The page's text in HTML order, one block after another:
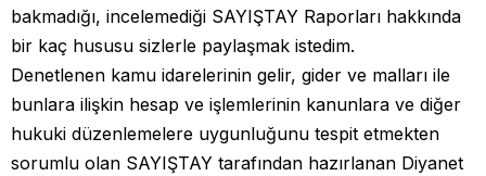
bakmadığı, incelemediği SAYIŞTAY Raporları hakkında
bir kaç hususu sizlerle paylaşmak istedim.
Denetlenen kamu idarelerinin gelir, gider ve malları ile
bunlara ilişkin hesap ve işlemlerinin kanunlara ve diğer
hukuki düzenlemelere uygunluğunu tespit etmekten
sorumlu olan SAYIŞTAY tarafından hazırlanan Diyanet